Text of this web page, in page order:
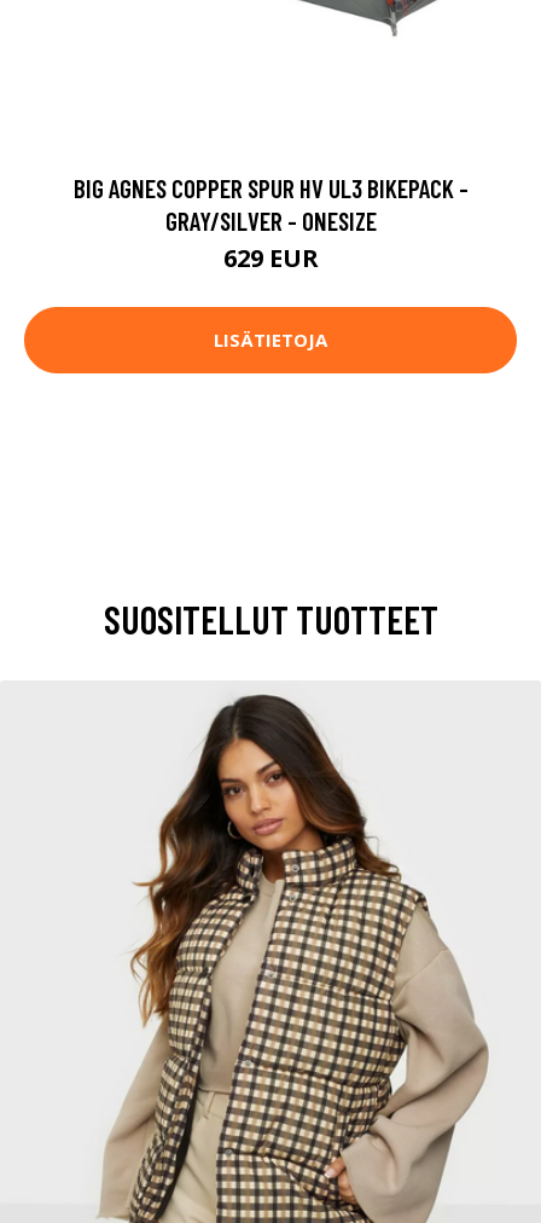
BIG AGNES COPPER SPUR HV UL3 BIKEPACK -
GRAY/SILVER - ONESIZE
629 EUR
LISÄTIETOJA
SUOSITELLUT TUOTTEET